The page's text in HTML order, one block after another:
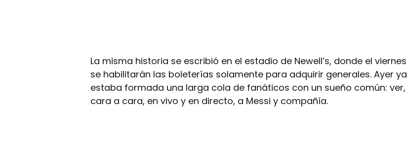
La misma historia se escribió en el estadio de Newell’s, donde el viernes
se habilitarán las boleterías solamente para adquirir generales. Ayer ya
estaba formada una larga cola de fanáticos con un sueño común: ver,
cara a cara, en vivo y en directo, a Messi y compañía.